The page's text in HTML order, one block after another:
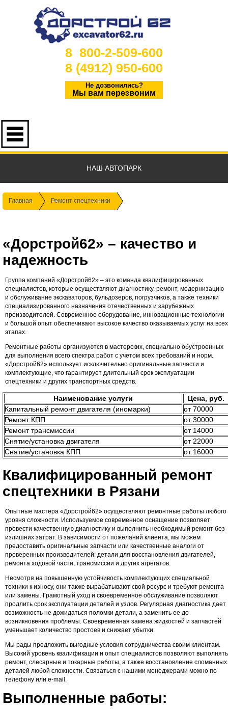
8 800-2-509-600
8 (4912) 950-600
Не дозвонились?
Мы вам перезвоним
НАШ АВТОПАРК
Главная Ремонт спецтехники
«Дорстрой62» – качество и
надежность
Группа компаний «Дорстрой62» – это команда квалифицированных
специалистов, которые осуществляют диагностику, ремонт, модернизацию
и обслуживание экскаваторов, бульдозеров, погрузчиков, а также техники
специализированного назначения отечественных и зарубежных
производителей. Современное оборудование, инновационные технологии
и большой опыт обеспечивают высокое качество оказываемых услуг на всех
этапах.
Ремонтные работы организуются в мастерских, специально обустроенных
для выполнения всего спектра работ с учетом всех требований и норм.
«Дорстрой62» использует исключительно оригинальные запчасти и
комплектующие, что гарантирует длительный срок эксплуатации
спецтехники и других транспортных средств.
Наименование услуги
Цена, руб.
Капитальный ремонт двигателя (иномарки)
от 70000
Ремонт КПП
от 30000
Ремонт трансмиссии
от 14000
Снятие/установка двигателя
от 22000
Снятие/установка КПП
от 16000
Квалифицированный ремонт
спецтехники в Рязани
Опытные мастера «Дорстрой62» осуществляют ремонтные работы любого
уровня сложности. Используемое современное оснащение позволяет
провести качественную диагностику и выполнить необходимый ремонт без
излишних затрат. В зависимости от пожеланий клиента, мы можем
предоставить оригинальные запчасти или качественные аналоги от
проверенных производителей: детали для восстановления двигателей,
ремонта ходовой части, трансмиссии и других агрегатов.
Несмотря на повышенную устойчивость комплектующих специальной
техники к износу, они также вырабатывают свой ресурс и требуют ремонта
или замены. Грамотный уход и своевременное обслуживание позволяют
продлить срок эксплуатации деталей и узлов. Регулярная диагностика дает
возможность не дожидаться поломки детали, а заменить ее до
возникновения проблемы. Своевременная замена жидкостей и запчастей
уменьшает количество простоев и снижает убытки.
Мы рады предложить выгодные условия сотрудничества своим клиентам.
Высокий уровень квалификации и опыт специалистов позволяют выполнять
ремонт, слесарные и токарные работы, а также восстановление сломанных
деталей любой сложности. Связаться с нашими менеджерами можно по
телефону или e-mail.
Выполненные работы: